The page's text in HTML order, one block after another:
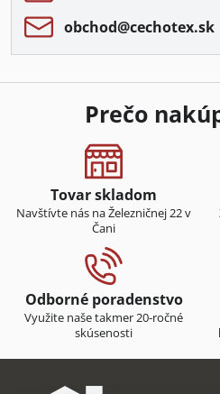
obchod​@cechotex​.sk
Prečo
Tovar skladom
Navštívte nás na Železničnej 22 v
Čani
Odborné poradenstvo
Využite naše takmer 20-ročné
skúsenosti